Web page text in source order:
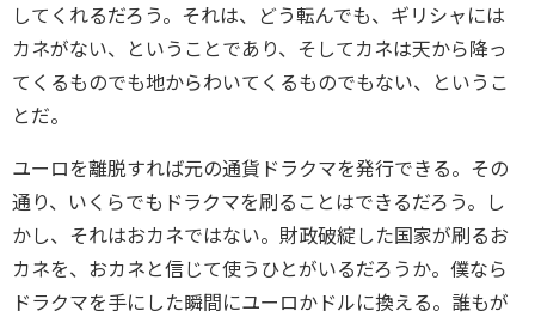
してくれるだろう。それは、どう転んでも、ギリシャには
カネがない、ということであり、そしてカネは天から降っ
てくるものでも地からわいてくるものでもない、というこ
とだ。
ユーロを離脱すれば元の通貨ドラクマを発行できる。その
通り、いくらでもドラクマを刷ることはできるだろう。し
かし、それはおカネではない。財政破綻した国家が刷るお
カネを、おカネと信じて使うひとがいるだろうか。僕なら
ドラクマを手にした瞬間にユーロかドルに換える。誰もが